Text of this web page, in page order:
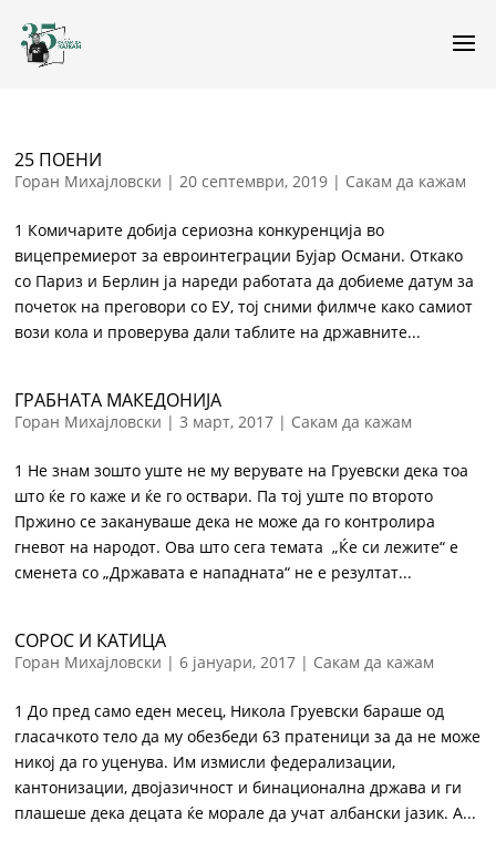
25 ПОЕНИ
Горан Михајловски |20 септември, 2019 | Сакам да кажам
1 Комичарите добија сериозна конкуренција во
вицепремиерот за евроинтеграции Бујар Османи. Откако
со Париз и Берлин ја нареди работата да добиеме датум за
почеток на преговори со ЕУ, тој сними филмче како самиот
вози кола и проверува дали таблите на државните...
ГРАБНАТА МАКЕДОНИЈА
Горан Михајловски |3 март, 2017 | Сакам да кажам
1 Не знам зошто уште не му верувате на Груевски дека тоа
што ќе го каже и ќе го оствари. Па тој уште по второто
Пржино се закануваше дека не може да го контролира
гневот на народот. Ова што сега темата „Ќе си лежите“ е
сменета со „Државата е нападната“ не е резултат...
СОРОС И КАТИЦА
Горан Михајловски |6 јануари, 2017 | Сакам да кажам
1 До пред само еден месец, Никола Груевски бараше од
гласачкото тело да му обезбеди 63 пратеници за да не може
никој да го уценува. Им измисли федерализации,
кантонизации, двојазичност и бинационална држава и ги
плашеше дека децата ќе морале да учат албански јазик. А...